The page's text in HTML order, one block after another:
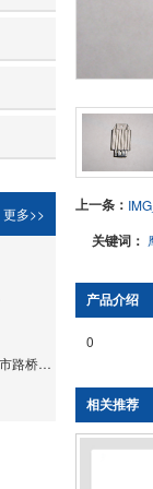
上一条：
关键词：
产品介绍
0
相关推荐
更多>>
2016台州市路桥三宏汽摩配件厂( 原台州市路桥华志汽摩配件厂）摩配展